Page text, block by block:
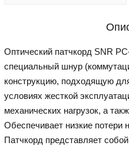
Оптический патчкорд SNR
специальный шнур
конструкцию, подходящую
условиях жесткой
механических нагрузок, а
Обеспечивает низкие потери
Патчкорд представляет